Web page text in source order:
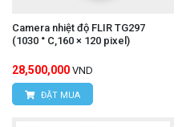
Camera nhiệt độ FLIR TG297
(1030 ° C,160 × 120 pixel)
28,500,000 VND
ĐẶT MUA